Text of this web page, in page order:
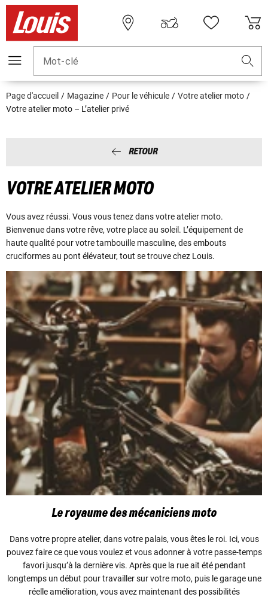
Mot-clé
Page d'accueil Magazine Pour le véhicule
Votre atelier moto
Votre atelier moto – L’atelier privé
RETOUR
VOTRE ATELIER MOTO
Vous avez réussi. Vous vous tenez dans votre atelier moto.
Bienvenue dans votre rêve, votre place au soleil. L’équipement de
haute qualité pour votre tambouille masculine, des embouts
cruciformes au pont élévateur, tout se trouve chez Louis.
Le royaume des mécaniciens moto
Dans votre propre atelier, dans votre palais, vous êtes le roi. Ici, vous
pouvez faire ce que vous voulez et vous adonner à votre passe-temps
favori jusqu’à la dernière vis. Après que la rue ait été pendant
longtemps un début pour travailler sur votre moto, puis le garage une
réelle amélioration, vous avez maintenant des possibilités